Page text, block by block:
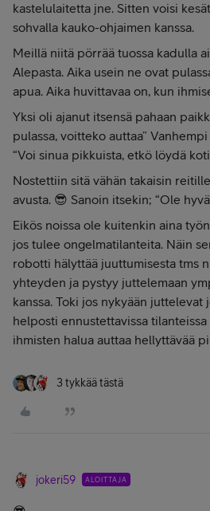
kastelulaitetta jne. Sitten voisi
sohvalla kauko-ohjaimen kanssa.
Meillä niitä pörrää tuossa kadulla
Alepasta. Aika usein ne ovat
apua. Aika huvittavaa on, kun
Yksi oli ajanut itsensä pahaan
pulassa, voitteko auttaa”
“Voi sinua pikkuista, etkö löydä
Nostettiin sitä vähän takaisin
avusta. 😎 Sanoin itsekin; “Ole
Eikös noissa ole kuitenkin aina
jos tulee ongelmatilanteita. Näin
robotti hälyttää juuttumisesta tms
yhteyden ja pystyy juttelemaan
kanssa. Toki jos nykyään juttelevat
helposti ennustettavissa
ihmisten halua auttaa hellyttävää
3 tykkää tästä
jokeri59 ALOITTAJA